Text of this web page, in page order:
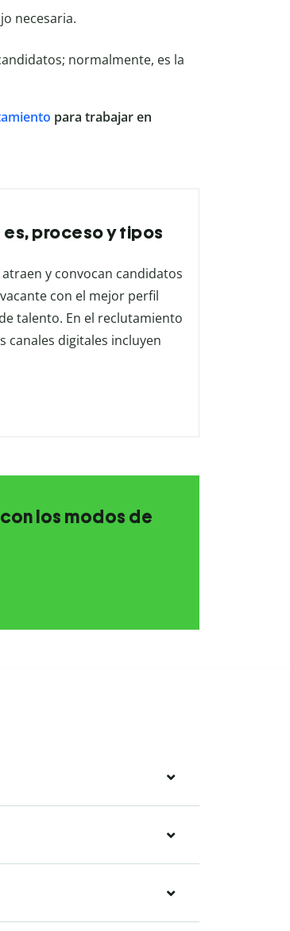
necesaria.
normalmente, es la
para trabajar en
proceso y tipos
y convocan candidatos
con el mejor perfil
talento. En el reclutamiento
canales digitales incluyen
los modos de